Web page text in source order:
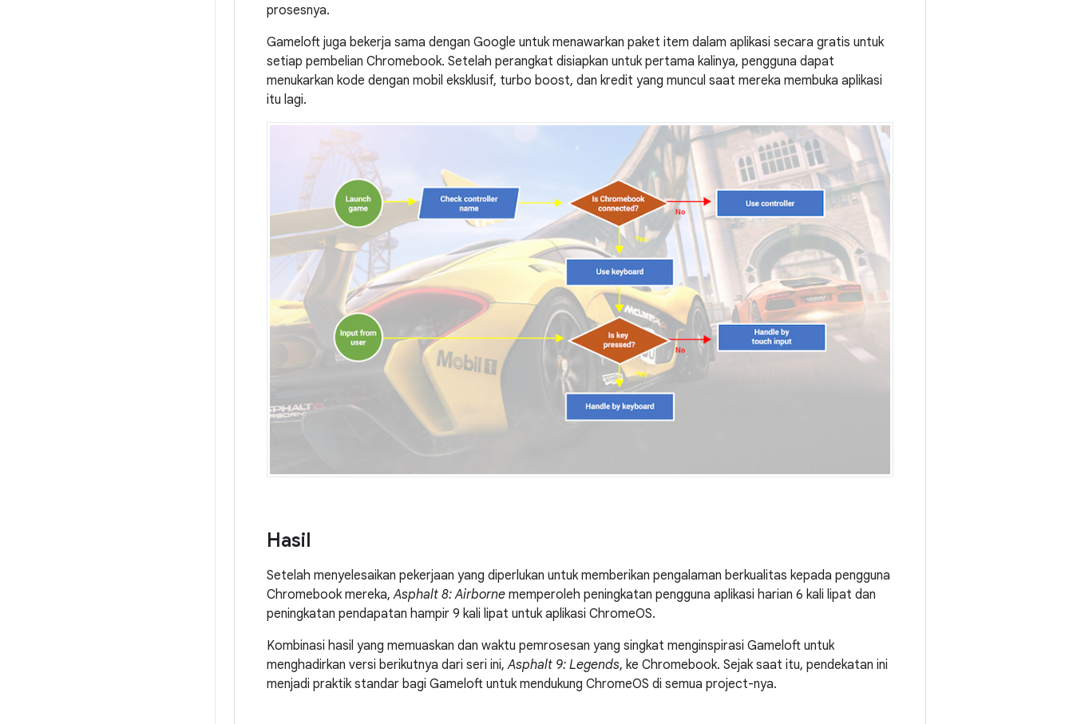
prosesnya.
Gameloft juga bekerja sama dengan Google untuk menawarkan paket item dalam aplikasi secara gratis untuk
setiap pembelian Chromebook. Setelah perangkat disiapkan untuk pertama kalinya, pengguna dapat
menukarkan kode dengan mobil eksklusif, turbo boost, dan kredit yang muncul saat mereka membuka aplikasi
itu lagi.
Hasil
Setelah menyelesaikan pekerjaan yang diperlukan untuk memberikan pengalaman berkualitas kepada pengguna
Chromebook mereka,Asphalt 8: Airborne memperoleh peningkatan pengguna aplikasi harian 6 kali lipat dan
peningkatan pendapatan hampir 9 kali lipat untuk aplikasi ChromeOS.
Kombinasi hasil yang memuaskan dan waktu pemrosesan yang singkat menginspirasi Gameloft untuk
menghadirkan versi berikutnya dari seri ini,Asphalt 9: Legends, ke Chromebook. Sejak saat itu, pendekatan ini
menjadi praktik standar bagi Gameloft untuk mendukung ChromeOS di semua project-nya.